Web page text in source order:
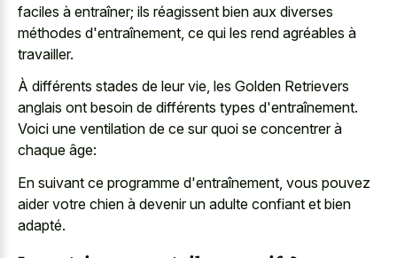
faciles à entraîner; ils réagissent bien aux diverses
méthodes d'entraînement, ce qui les rend agréables à
travailler.
À différents stades de leur vie, les Golden Retrievers
anglais ont besoin de différents types d'entraînement.
Voici une ventilation de ce sur quoi se concentrer à
chaque âge:
En suivant ce programme d'entraînement, vous pouvez
aider votre chien à devenir un adulte confiant et bien
adapté.